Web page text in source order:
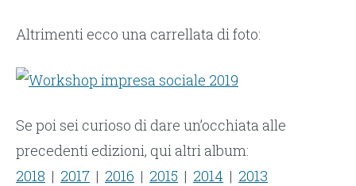
Altrimenti ecco una carrellata di foto:
Se poi sei curioso di dare un’occhiata alle
precedenti edizioni, qui altri album:
2018 | 2017 | 2016 | 2015 | 2014 | 2013